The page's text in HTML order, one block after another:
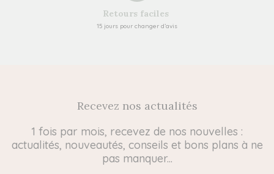
Retours faciles
15 jours pour changer d’avis
Recevez nos actualités
1 fois par mois, recevez de nos nouvelles :
actualités, nouveautés, conseils et bons plans à ne
pas manquer...